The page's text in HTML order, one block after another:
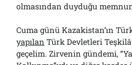
olmasından duyduğu
Cuma günü Kazakistan’ın
yapılan Türk Devletleri
geçelim. Zirvenin gündemi,